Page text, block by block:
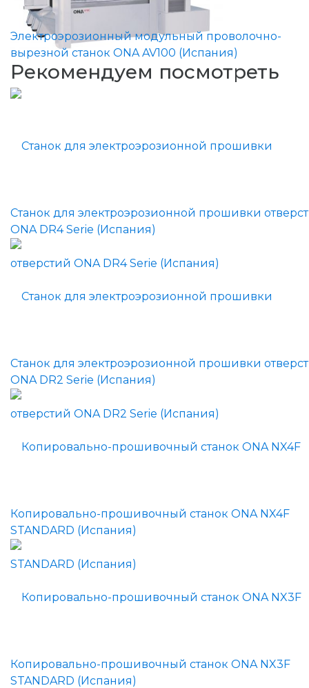
Электроэрозионный модульный проволочно-
вырезной станок ONA AV100 (Испания)
Рекомендуем посмотреть
Станок для электроэрозионной прошивки
ONA DR4 Serie (Испания)
Станок для электроэрозионной прошивки
ONA DR2 Serie (Испания)
Копировально-прошивочный станок ONA NX4F
STANDARD (Испания)
Копировально-прошивочный станок ONA NX3F
STANDARD (Испания)